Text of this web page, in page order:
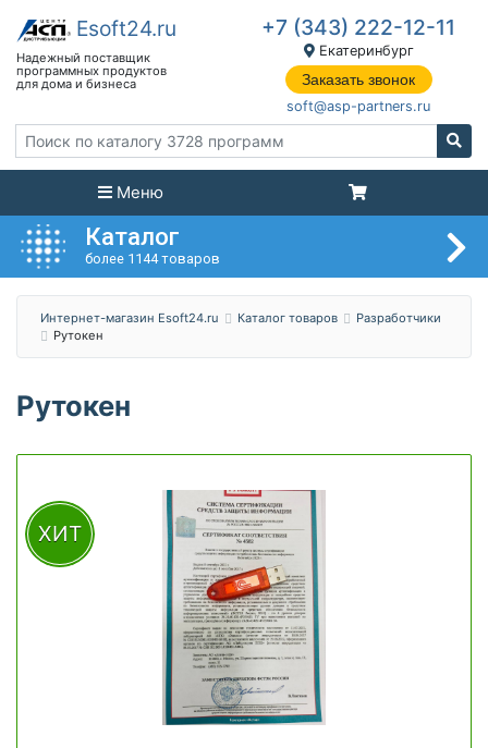
+7 (343) 222-12-11
Екатеринбург
Заказать звонок
soft@asp-partners.ru
Меню
Каталог
более 1144 товаров
Интернет-магазин Esoft24.ru Каталог товаров
Разработчики
Рутокен
Рутокен
ХИТ